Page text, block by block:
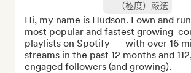
（極度）嚴選
Hi, my name is Hudson. I own and
most popular and fastest growing
playlists on Spotify — with over 16
streams in the past 12 months and
engaged followers (and growing).